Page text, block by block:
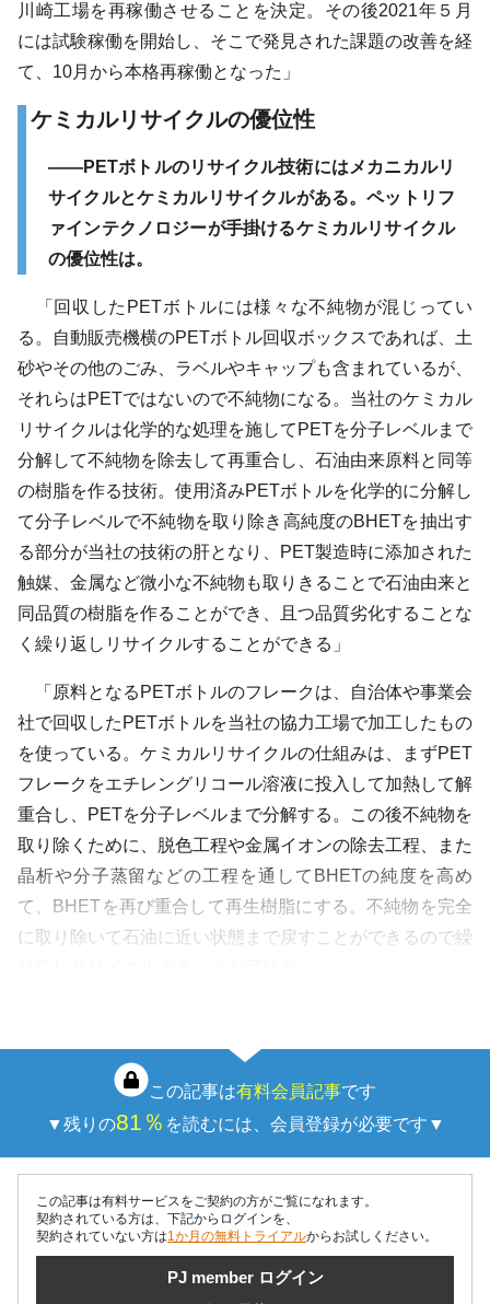
川崎工場を再稼働させることを決定。その後2021年５月
には試験稼働を開始し、そこで発見された課題の改善を経
て、10月から本格再稼働となった」
ケミカルリサイクルの優位性
――PETボトルのリサイクル技術にはメカニカルリ
サイクルとケミカルリサイクルがある。ペットリフ
ァインテクノロジーが手掛けるケミカルリサイクル
の優位性は。
「回収したPETボトルには様々な不純物が混じってい
る。自動販売機横のPETボトル回収ボックスであれば、土
砂やその他のごみ、ラベルやキャップも含まれているが、
それらはPETではないので不純物になる。当社のケミカル
リサイクルは化学的な処理を施してPETを分子レベルまで
分解して不純物を除去して再重合し、石油由来原料と同等
の樹脂を作る技術。使用済みPETボトルを化学的に分解し
て分子レベルで不純物を取り除き高純度のBHETを抽出す
る部分が当社の技術の肝となり、PET製造時に添加された
触媒、金属など微小な不純物も取りきることで石油由来と
同品質の樹脂を作ることができ、且つ品質劣化することな
く繰り返しリサイクルすることができる」
「原料となるPETボトルのフレークは、自治体や事業会
社で回収したPETボトルを当社の協力工場で加工したもの
を使っている。ケミカルリサイクルの仕組みは、まずPET
フレークをエチレングリコール溶液に投入して加熱して解
重合し、PETを分子レベルまで分解する。この後不純物を
取り除くために、脱色工程や金属イオンの除去工程、また
晶析や分子蒸留などの工程を通してBHETの純度を高め
て、BHETを再び重合して再生樹脂にする。不純物を完全
に取り除いて石油に近い状態まで戻すことができるので繰
この記事は有料会員記事です
▼残りの81％ を読むには、会員登録が必要です▼
この記事は有料サービスをご契約の方がご覧になれます。
契約されている方は、下記からログインを、
契約されていない方は1か月の無料トライアルからお試しください。
PJ member ログイン